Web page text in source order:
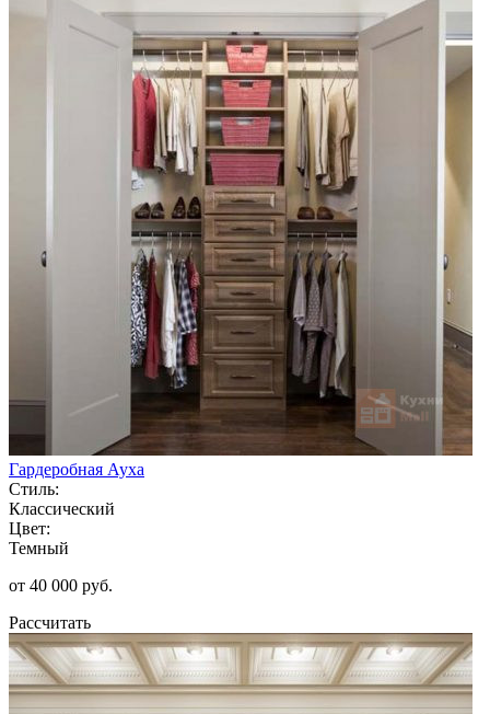
Гардеробная Ауха
Стиль:
Классический
Цвет:
Темный
от 40 000 руб.
Рассчитать